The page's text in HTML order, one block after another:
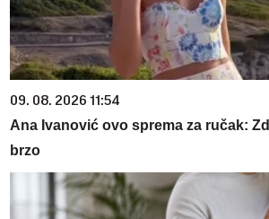
09. 08. 2026 11:54
Ana Ivanović ovo sprema za ručak:
brzo